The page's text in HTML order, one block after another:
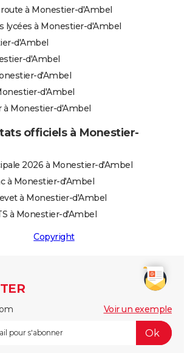
à Monestier-d'Ambel
lycées à Monestier-d'Ambel
d'Ambel
d'Ambel
d'Ambel
d'Ambel
Monestier-d'Ambel
officiels à Monestier-
2026 à Monestier-d'Ambel
à Monestier-d'Ambel
à Monestier-d'Ambel
à Monestier-d'Ambel
Copyright
Voir un exemple